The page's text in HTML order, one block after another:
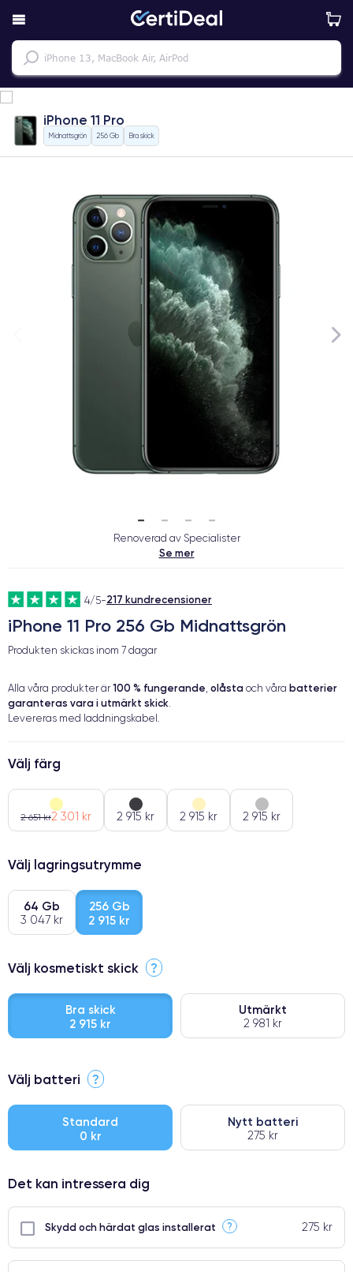
iPhone 11 Pro
Midnattsgrön 256 Gb Bra skick
Renoverad av Specialister
Se mer
4/5-217 kundrecensioner
iPhone 11 Pro 256 Gb Midnattsgrön
Produkten skickas inom 7 dagar
Alla våra produkter är 100 % fungerande, olåsta och våra batterier
garanteras vara i utmärkt skick.
Levereras med laddningskabel.
Välj färg
2 651 kr2 301 kr 2 915 kr 2 915 kr 2 915 kr
Välj lagringsutrymme
64 Gb
3 047 kr
256 Gb
2 915 kr
Välj kosmetiskt skick ?
Bra skick
2 915 kr
Utmärkt
2 981 kr
⭐ Premium
● Oklanderlig kvalitetsskärm
● Endast 5% av våra telefoner har premiumklassning
Välj batteri ?
Standard
0 kr
Nytt batteri
275 kr
Det kan intressera dig
Skydd och härdat glas installerat ? 275 kr